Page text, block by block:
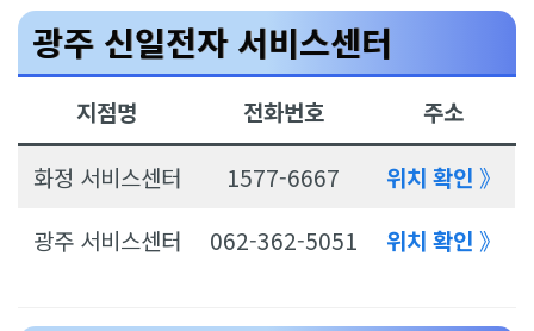
광주 신일전자 서비스센터
지점명 전화번호 주소
화정 서비스센터 1577-6667 위치 확인 》
광주 서비스센터
062-362-5051 위치 확인 》